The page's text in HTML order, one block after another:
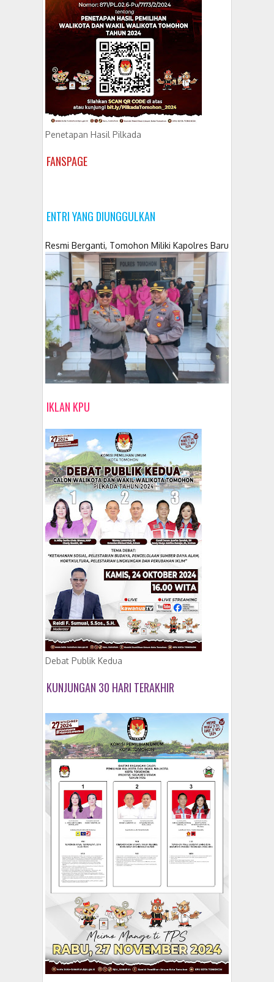
Penetapan Hasil Pilkada
FANSPAGE
ENTRI YANG DIUNGGULKAN
Resmi Berganti, Tomohon Miliki Kapolres Baru
IKLAN KPU
Debat Publik Kedua
KUNJUNGAN 30 HARI TERAKHIR